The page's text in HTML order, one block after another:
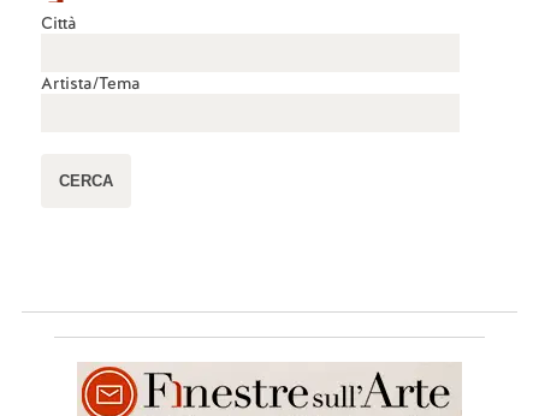
Città
Artista/Tema